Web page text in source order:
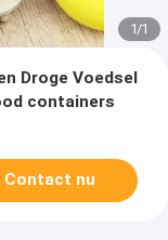
1/1
Droge Voedsel
containers
Contact nu